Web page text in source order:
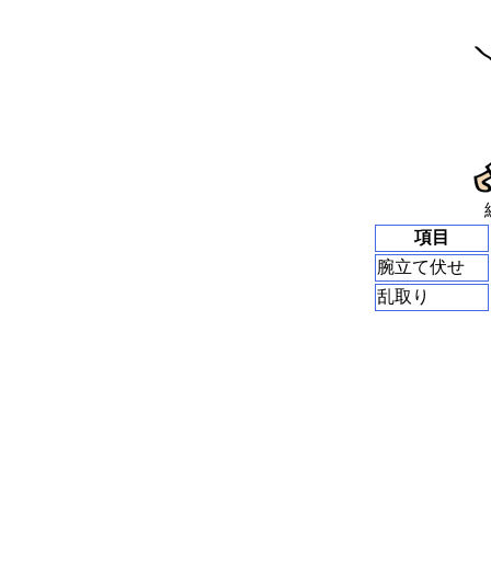
項目
腕立て伏せ
乱取り